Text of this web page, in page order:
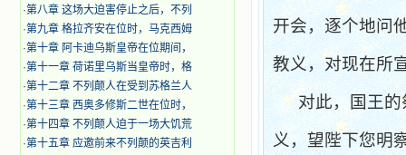
·第八章 这场大迫害停止之后，不列
·第九章 格拉齐安在位时，马克西姆
·第十章 阿卡迪乌斯皇帝在位期间，
·第十一章 荷诺里乌斯当皇帝时，格
·第十二章 不列颠人在受到苏格兰人
·第十三章 西奥多修斯二世在位时，
·第十四章 不列颠人迫于一场大饥荒
·第十五章 应邀前来不列颠的英吉利
开会，逐个地问
教义，对现在所
对此，国王
义，望陛下您明